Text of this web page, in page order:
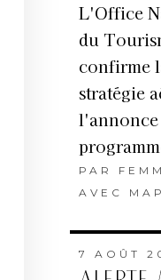
L'Office
du
confirme
stratégie
PAR
AVEC MAP
7 AOÛT